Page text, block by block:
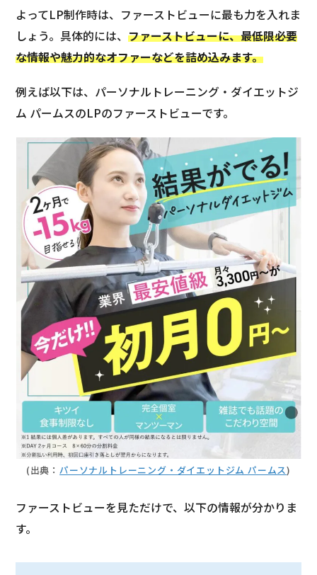
よってLP制作時は、ファーストビューに最も力を入れま
しょう。具体的には、ファーストビューに、最低限必要
な情報や魅力的なオファーなどを詰め込みます。
例えば以下は、パーソナルトレーニング・ダイエットジ
ム パームスのLPのファーストビューです。
(出典：パーソナルトレーニング・ダイエットジム パームス)
ファーストビューを見ただけで、以下の情報が分かりま
す。